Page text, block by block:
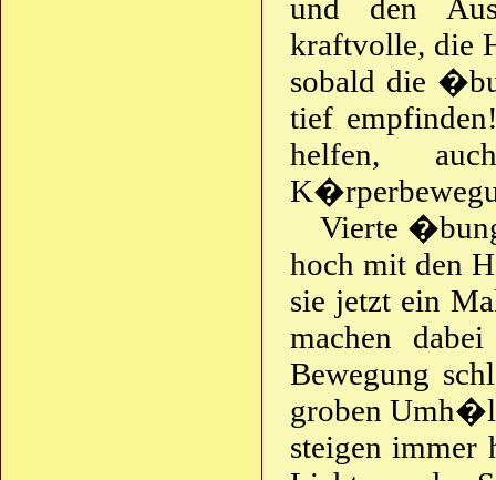
und den
kraftvolle, die
sobald die
tief
helfen,
Vierte
hoch mit den
sie jetzt ein
machen
Bewegung
groben
steigen